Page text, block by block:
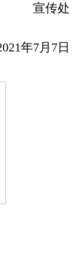
宣传处
年7月7日